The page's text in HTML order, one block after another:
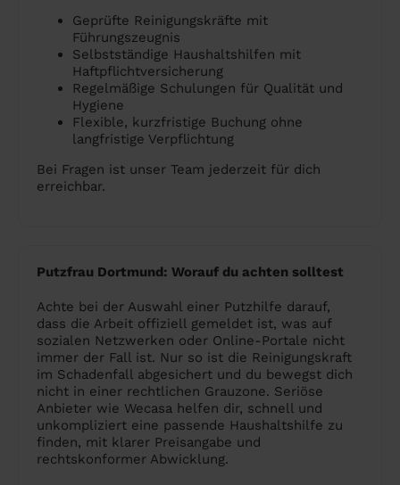
Geprüfte Reinigungskräfte mit
Führungszeugnis
Selbstständige Haushaltshilfen mit
Haftpflichtversicherung
Regelmäßige Schulungen für Qualität und
Hygiene
Flexible, kurzfristige Buchung ohne
langfristige Verpflichtung
Bei Fragen ist unser Team jederzeit für dich
erreichbar.
Putzfrau Dortmund: Worauf du achten solltest
Achte bei der Auswahl einer Putzhilfe darauf,
dass die Arbeit offiziell gemeldet ist, was auf
sozialen Netzwerken oder Online-Portale nicht
immer der Fall ist. Nur so ist die Reinigungskraft
im Schadenfall abgesichert und du bewegst dich
nicht in einer rechtlichen Grauzone. Seriöse
Anbieter wie Wecasa helfen dir, schnell und
unkompliziert eine passende Haushaltshilfe zu
finden, mit klarer Preisangabe und
rechtskonformer Abwicklung.